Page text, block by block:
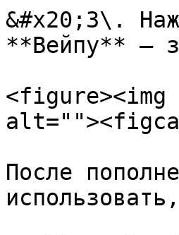
&#x20;3\.
**Вейпу** —
<figure><img
После